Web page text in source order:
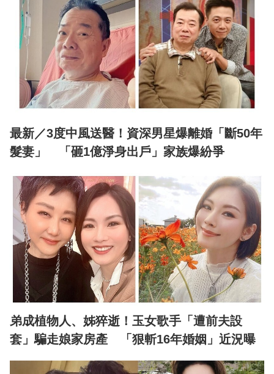
最新／3度中風送醫！資深男星爆離婚「斷50年
髮妻」 「砸1億淨身出戶」家族爆紛爭
弟成植物人、姊猝逝！玉女歌手「遭前夫設
套」騙走娘家房產 「狠斬16年婚姻」近況曝